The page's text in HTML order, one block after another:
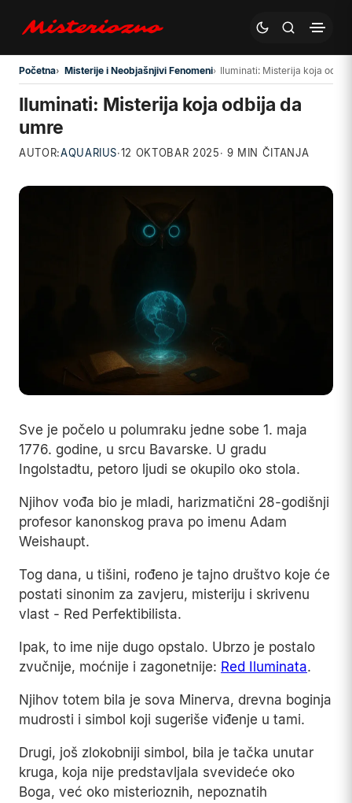
Preskoči na glavni sadržaj
Početna Misterije i Neobjašnjivi Fenomeni Iluminati: Misterija koja
Iluminati: Misterija koja odbija da
umre
AUTOR:AQUARIUS·12 OKTOBAR 2025· 9 MIN ČITANJA
Sve je počelo u polumraku jedne sobe 1. maja
1776. godine, u srcu Bavarske. U gradu
Ingolstadtu, petoro ljudi se okupilo oko stola.
Njihov vođa bio je mladi, harizmatični 28-godišnji
profesor kanonskog prava po imenu Adam
Weishaupt.
Tog dana, u tišini, rođeno je tajno društvo koje će
postati sinonim za zavjeru, misteriju i skrivenu
vlast - Red Perfektibilista.
Ipak, to ime nije dugo opstalo. Ubrzo je postalo
zvučnije, moćnije i zagonetnije: Red Iluminata.
Njihov totem bila je sova Minerva, drevna boginja
mudrosti i simbol koji sugeriše viđenje u tami.
Drugi, još zlokobniji simbol, bila je tačka unutar
kruga, koja nije predstavljala svevideće oko
Boga, već oko misterioznih, nepoznatih